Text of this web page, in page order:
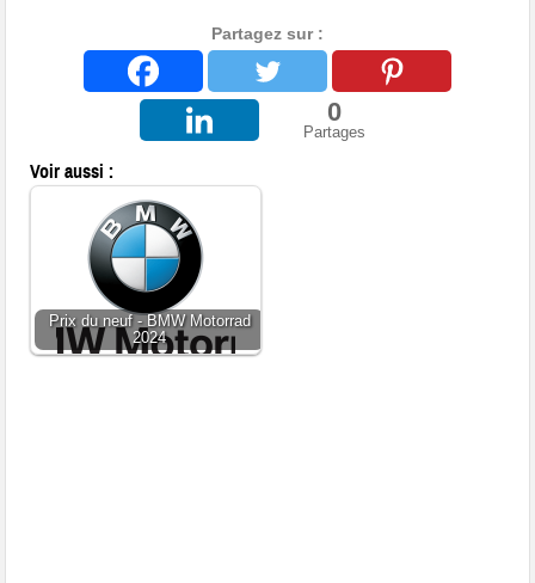
Partagez sur :
0
Partages
Voir aussi :
Prix du neuf - BMW Motorrad
2024